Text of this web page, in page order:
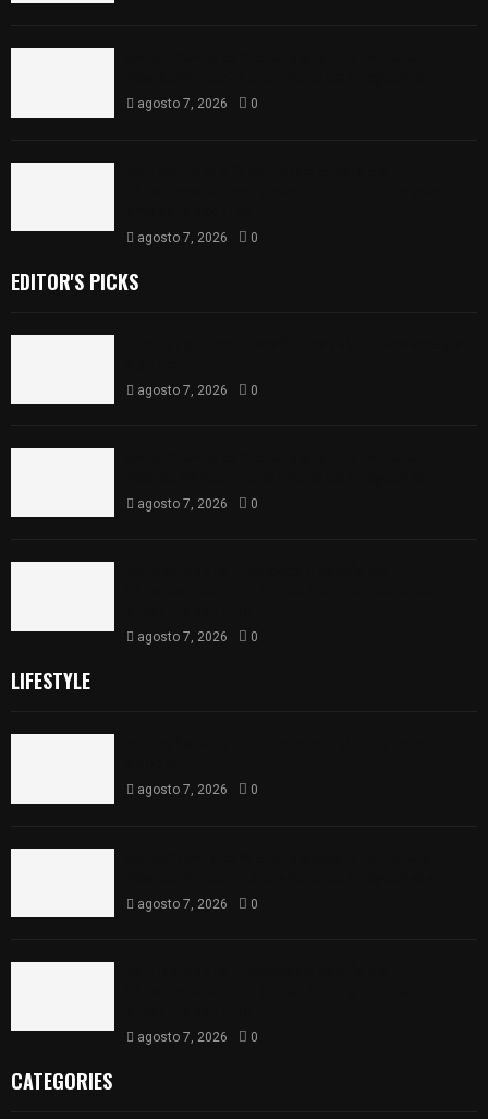
agosto 7, 2026 0
agosto 7, 2026 0
EDITOR'S PICKS
agosto 7, 2026 0
agosto 7, 2026 0
agosto 7, 2026 0
LIFESTYLE
agosto 7, 2026 0
agosto 7, 2026 0
agosto 7, 2026 0
CATEGORIES